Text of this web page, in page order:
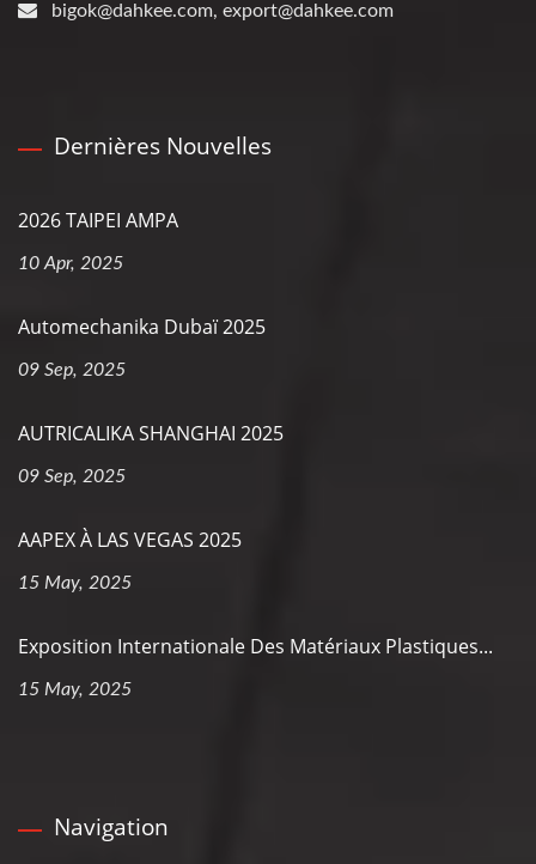
bigok@dahkee.com, export@dahkee.com
Dernières Nouvelles
2026 TAIPEI AMPA
10 Apr, 2025
Automechanika Dubaï 2025
09 Sep, 2025
AUTRICALIKA SHANGHAI 2025
09 Sep, 2025
AAPEX À LAS VEGAS 2025
15 May, 2025
Exposition Internationale Des Matériaux Plastiques...
15 May, 2025
Navigation